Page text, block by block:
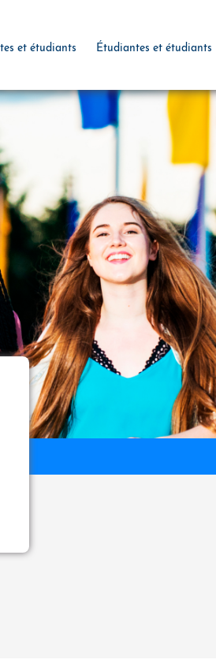
et étudiants Étudiantes et étudiants